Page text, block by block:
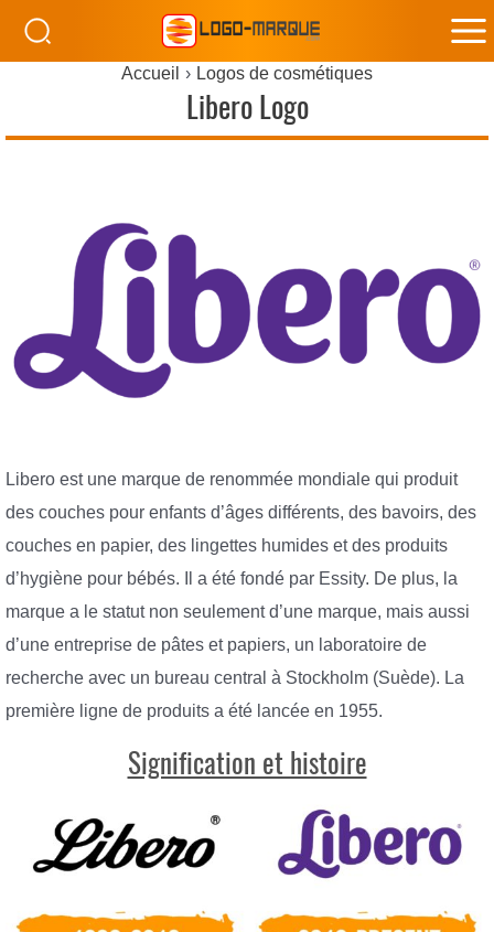
Accueil Logos de cosmétiques
Libero Logo
Libero est une marque de renommée mondiale qui produit
des couches pour enfants d’âges différents, des bavoirs, des
couches en papier, des lingettes humides et des produits
d’hygiène pour bébés. Il a été fondé par Essity. De plus, la
marque a le statut non seulement d’une marque, mais aussi
d’une entreprise de pâtes et papiers, un laboratoire de
recherche avec un bureau central à Stockholm (Suède). La
première ligne de produits a été lancée en 1955.
Signification et histoire